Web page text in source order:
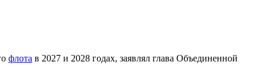
флота в 2027 и 2028 годах, заявлял глава Объединенной